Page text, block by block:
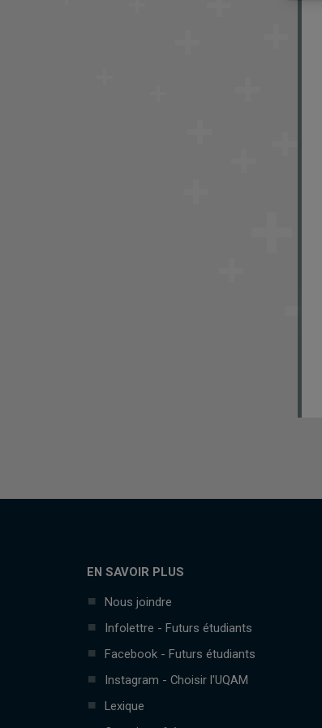
EN SAVOIR PLUS
Nous joindre
Infolettre - Futurs étudiants
Facebook - Futurs étudiants
Instagram - Choisir l'UQAM
Lexique